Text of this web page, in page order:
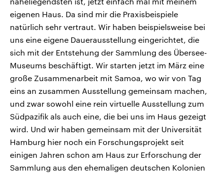
eigenen Haus. Da sind mir die Praxisbeispiele
natürlich sehr vertraut. Wir haben beispielsweise bei
uns eine eigene Dauerausstellung eingerichtet, die
sich mit der Entstehung der Sammlung des Übersee-
Museums beschäftigt. Wir starten jetzt im März eine
große Zusammenarbeit mit Samoa, wo wir von Tag
eins an zusammen Ausstellung gemeinsam machen,
und zwar sowohl eine rein virtuelle Ausstellung zum
Südpazifik als auch eine, die bei uns im Haus gezeigt
wird. Und wir haben gemeinsam mit der Universität
Hamburg hier noch ein Forschungsprojekt seit
einigen Jahren schon am Haus zur Erforschung der
Sammlung aus den ehemaligen deutschen Kolonien